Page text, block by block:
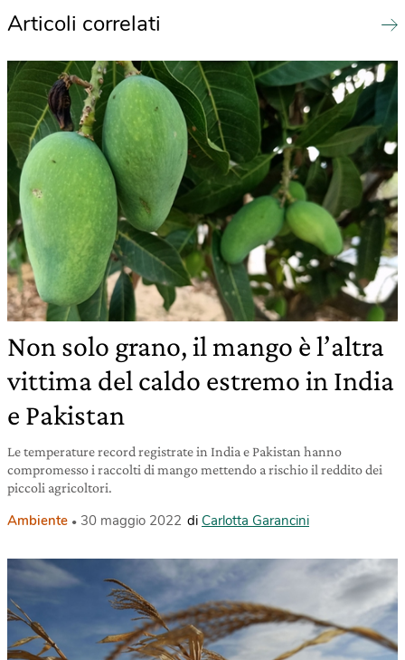
Articoli correlati
Non solo grano, il mango è l’altra
vittima del caldo estremo in India
e Pakistan
Le temperature record registrate in India e Pakistan hanno
compromesso i raccolti di mango mettendo a rischio il reddito dei
piccoli agricoltori.
Ambiente 30 maggio 2022 di Carlotta Garancini